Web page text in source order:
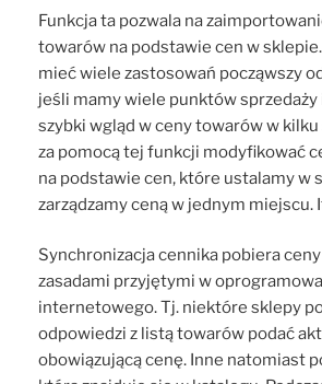
Funkcja ta pozwala na
towarów na podstawie cen w
mieć wiele zastosowań począwszy
jeśli mamy wiele punktów
szybki wgląd w ceny towarów w
za pomocą tej funkcji modyfikować
na podstawie cen, które ustalamy w
zarządzamy ceną w jednym miejscu.
Synchronizacja cennika pobiera
zasadami przyjętymi w
internetowego. Tj. niektóre sklepy
odpowiedzi z listą towarów podać
obowiązującą cenę. Inne natomiast